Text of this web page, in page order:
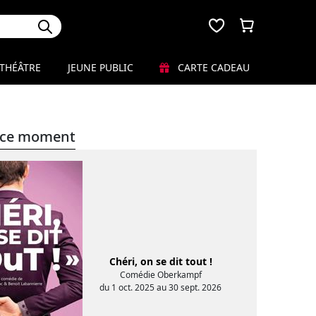
JEUNE PUBLIC CARTE CADEAU
moment
Chéri, on se dit tout !
Comédie Oberkampf
du 1 oct. 2025 au 30 sept. 2026